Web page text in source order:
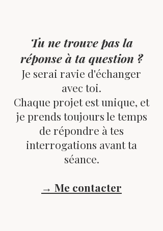
Tu ne trouve pas la
réponse à ta question ?
Je serai ravie d'échanger
avec toi.
Chaque projet est unique, et
je prends toujours le temps
de répondre à tes
interrogations avant ta
séance.
→ Me contacter